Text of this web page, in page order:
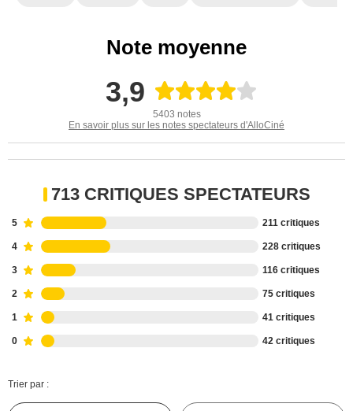
Note moyenne
3,9
5403 notes
En savoir plus sur les notes spectateurs d'AlloCiné
713 CRITIQUES SPECTATEURS
5 211 critiques
4 228 critiques
3 116 critiques
2 75 critiques
1 41 critiques
0 42 critiques
Trier par :